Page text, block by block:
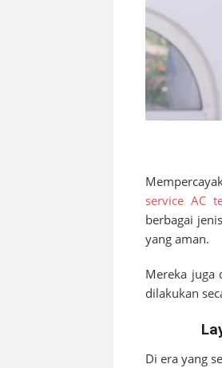
service AC
berbagai
yang aman.
Mereka juga
dilakukan
Di era yang